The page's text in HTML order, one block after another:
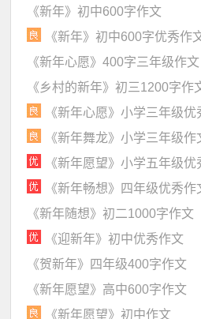
《新年》初中600字作文
《新年》初中600字优秀作
《新年心愿》400字三年级作文
《乡村的新年》初三1200字作
《新年心愿》小学三年级优
《新年舞龙》小学三年级作
《新年愿望》小学五年级优
《新年畅想》四年级优秀作
《新年随想》初二1000字作文
《迎新年》初中优秀作文
《贺新年》四年级400字作文
《新年愿望》高中600字作文
《新年愿望》初中作文